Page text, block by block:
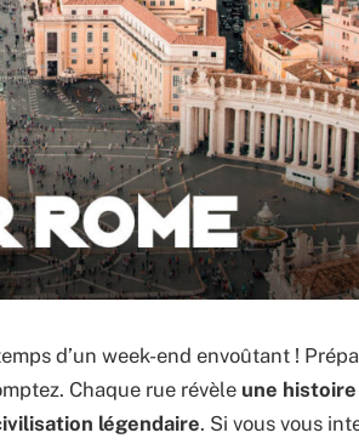
d’un week-end envoûtant !
Chaque rue révèle une
légendaire. Si vous vous